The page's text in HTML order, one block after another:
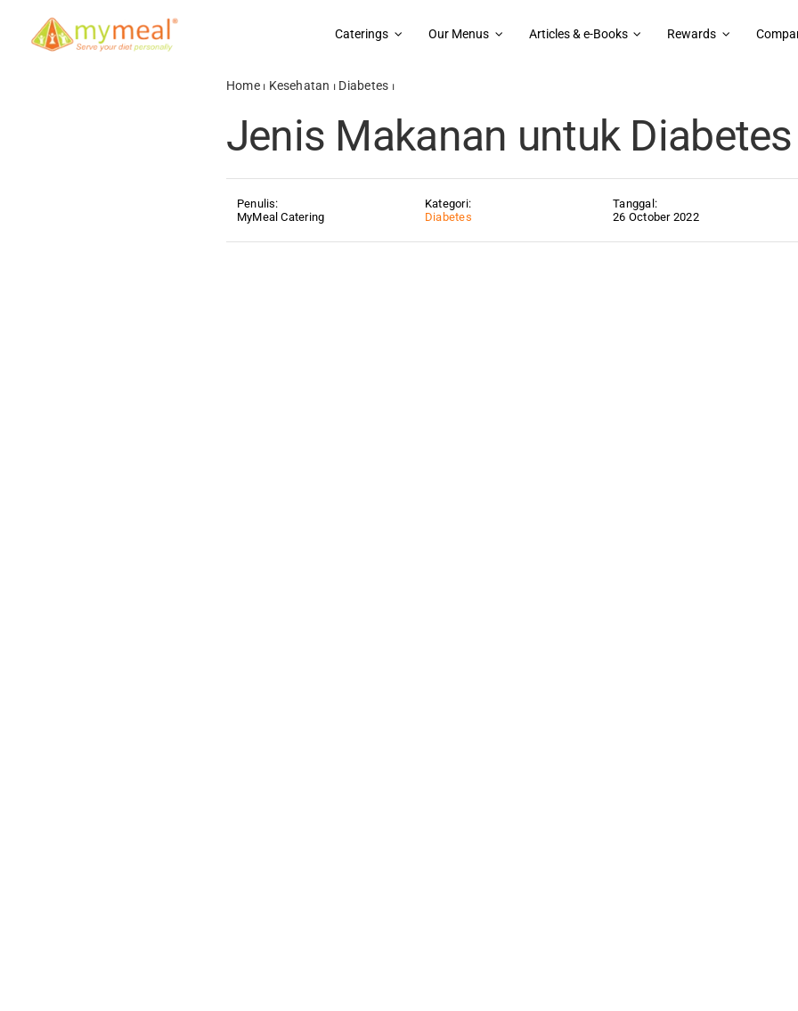
content
Caterings Our Menus Articles & e-Books Rewards
Home⏐ Kesehatan ⏐ Diabetes ⏐
Jenis Makanan untuk
Penulis:
MyMeal Catering
Kategori:
Diabetes
Tanggal:
26 October 2022